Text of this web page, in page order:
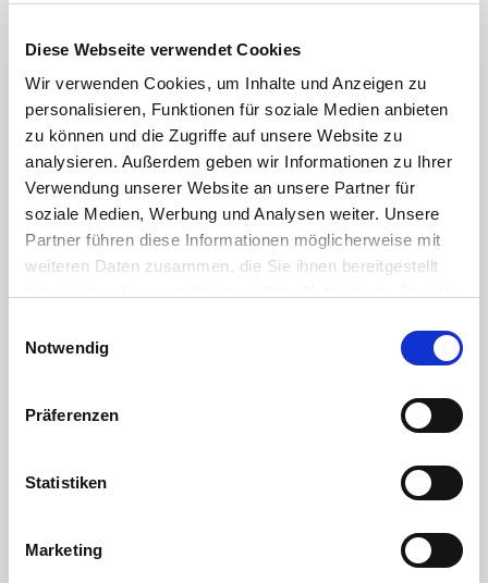
Diese Webseite verwendet Cookies
Wir verwenden Cookies, um Inhalte und Anzeigen zu
personalisieren, Funktionen für soziale Medien anbieten
zu können und die Zugriffe auf unsere Website zu
analysieren. Außerdem geben wir Informationen zu Ihrer
Verwendung unserer Website an unsere Partner für
soziale Medien, Werbung und Analysen weiter. Unsere
Partner führen diese Informationen möglicherweise mit
weiteren Daten zusammen, die Sie ihnen bereitgestellt
Impressum
Notwendig
Präferenzen
Statistiken
Marketing
Der Mensch steht im Mittelpunkt bei der Pflege
Kindern oder Menschen mit Beeinträchtigung.
📐
Technisches Büro
Entwickle die Produkte, Maschinen und Anlagen